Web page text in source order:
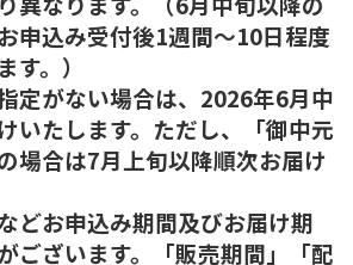
申込み受付後1週間～10日程度
。）
定がない場合は、2026年6月中
いたします。ただし、「御中元
場合は7月上旬以降順次お届け
どお申込み期間及びお届け期
ございます。「販売期間」「配